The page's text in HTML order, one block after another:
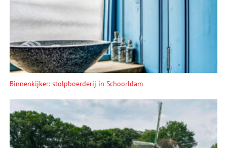
Binnenkijker: stolpboerderij in Schoorldam